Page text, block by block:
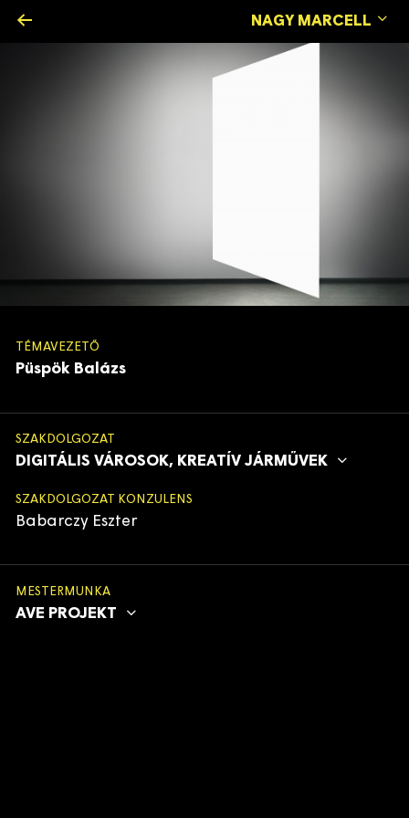
← NAGY MARCELL
TÉMAVEZETŐ
Püspök Balázs
SZAKDOLGOZAT
DIGITÁLIS VÁROSOK, KREATÍV JÁRMŰVEK
SZAKDOLGOZAT KONZULENS
Babarczy Eszter
MESTERMUNKA
AVE PROJEKT